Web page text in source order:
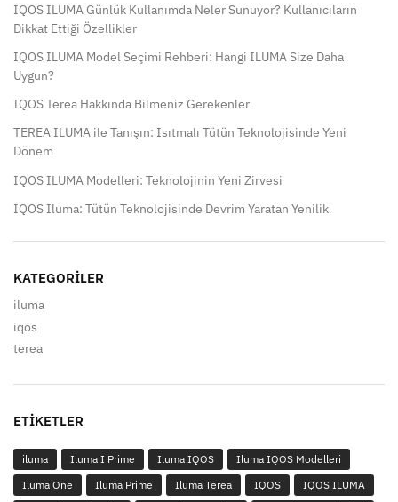
IQOS ILUMA Günlük Kullanımda Neler Sunuyor? Kullanıcıların
Dikkat Ettiği Özellikler
IQOS ILUMA Model Seçimi Rehberi: Hangi ILUMA Size Daha
Uygun?
IQOS Terea Hakkında Bilmeniz Gerekenler
TEREA ILUMA ile Tanışın: Isıtmalı Tütün Teknolojisinde Yeni
Dönem
IQOS ILUMA Modelleri: Teknolojinin Yeni Zirvesi
IQOS Iluma: Tütün Teknolojisinde Devrim Yaratan Yenilik
KATEGORILER
iluma
iqos
terea
ETIKETLER
iluma Iluma I Prime Iluma IQOS
Iluma IQOS Modelleri
Iluma One
Iluma Prime Iluma Terea IQOS
IQOS ILUMA